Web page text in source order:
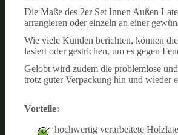
Die Maße des 2er Set Innen Außen
arrangieren oder einzeln an einer
Wie viele Kunden berichten, können
lasiert oder gestrichen, um es gegen
Gelobt wird zudem die problemlose
trotz guter Verpackung hin und wieder
Vorteile:
hochwertig verarbeitete